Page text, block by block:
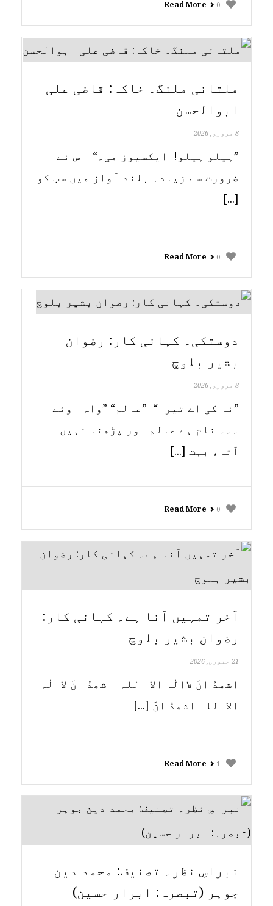
Read More 0
ملتانی ملنگ۔ خاکہ: قاضی علی
ابوالحسن
8 فروری, 2026
”ہیلو ہیلو! ایکسیوز می۔“ اس نے
ضرورت سے زیادہ بلند آواز میں سب کو
[...]
Read More 0
دوستکی۔ کہانی کار: رضوان
بشیر بلوچ
8 فروری, 2026
”نا کی اے تیرا“ ”عالم“ ”واہ اوئے
۔۔۔ نام ہے عالم اور پڑھنا نہیں
آتا، بہت [...]
Read More 0
آخر تمہیں آنا ہے۔ کہانی کار:
رضوان بشیر بلوچ
21 جنوری, 2026
اشھدُ انَ لاالٰہ الا اللہ اشھدُ انَ لاالٰہ
الااللہ اشھدُ انَ [...]
Read More 1
نبراسِ نظر۔ تصنیف: محمد دین
جوہر (تبصرہ: ابرار حسین)